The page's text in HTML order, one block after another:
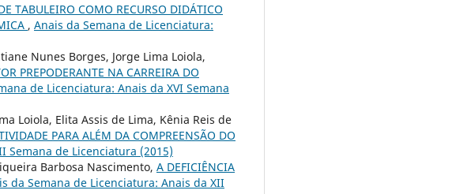
TABULEIRO COMO RECURSO DIDÁTICO
, Anais da Semana de Licenciatura:
Nunes Borges, Jorge Lima Loiola,
PREPODERANTE NA CARREIRA DO
de Licenciatura: Anais da XVI Semana
Loiola, Elita Assis de Lima, Kênia Reis de
PARA ALÉM DA COMPREENSÃO DO
Semana de Licenciatura (2015)
Barbosa Nascimento, A DEFICIÊNCIA
da Semana de Licenciatura: Anais da XII